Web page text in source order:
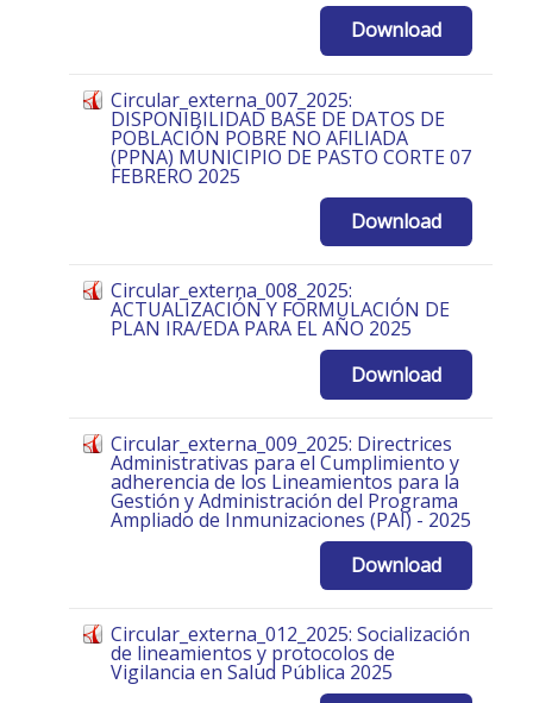
Download
Circular_externa_007_2025:
DISPONIBILIDAD BASE DE DATOS DE
POBLACIÓN POBRE NO AFILIADA
(PPNA) MUNICIPIO DE PASTO CORTE 07
FEBRERO 2025
Download
Circular_externa_008_2025:
ACTUALIZACIÓN Y FORMULACIÓN DE
PLAN IRA/EDA PARA EL AÑO 2025
Download
Circular_externa_009_2025: Directrices
Administrativas para el Cumplimiento y
adherencia de los Lineamientos para la
Gestión y Administración del Programa
Ampliado de Inmunizaciones (PAI) - 2025
Download
Circular_externa_012_2025: Socialización
de lineamientos y protocolos de
Vigilancia en Salud Pública 2025